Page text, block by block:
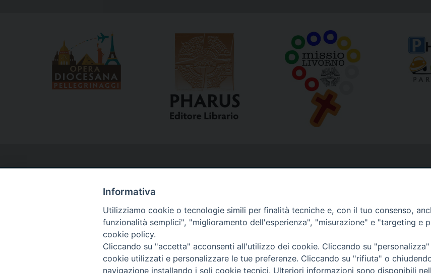
Via del Seminario, 61 - 57122 Livorno LI
Tel. 0586 276211
Informativa
Utilizziamo cookie o tecnologie simili per finalità tecniche e, con il tuo consenso,
funzionalità semplici", "miglioramento dell'esperienza", "misurazione" e "targeting e
cookie policy.
Cliccando su "accetta" acconsenti all'utilizzo dei cookie. Cliccando su
cookie utilizzati e personalizzare le tue preferenze. Cliccando su "rifiuta" o
navigazione installando i soli cookie tecnici. Ulteriori informazioni sono disponibili